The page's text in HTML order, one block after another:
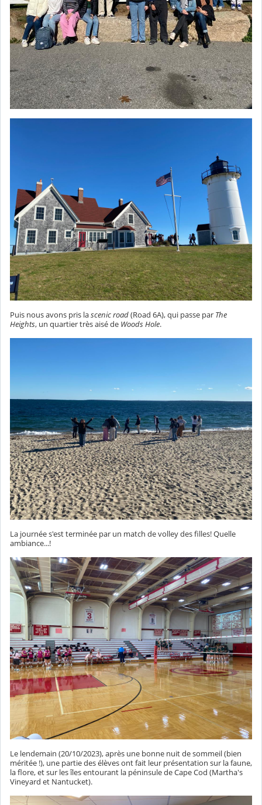
Puis nous avons pris lascenic road(Road 6A), qui passe par The
Heights, un quartier très aisé de Woods Hole.
La journée s'est terminée par un match de volley des filles! Quelle
ambiance...!
Le lendemain (20/10/2023), après une bonne nuit de sommeil (bien
méritée !), une partie des élèves ont fait leur présentation sur la faune,
la flore, et sur les îles entourant la péninsule de Cape Cod (Martha's
Vineyard et Nantucket).